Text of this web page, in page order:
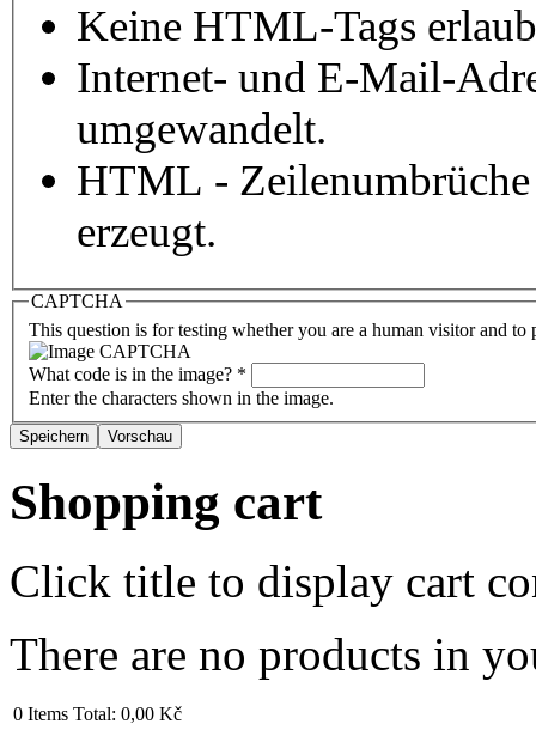
Keine HTML-Tags
Internet- und E-Mail-
umgewandelt.
HTML - Zeilenumbrüche
erzeugt.
CAPTCHA
This question is for testing whether you are a human visitor and to
What code is in the image? *
Enter the characters shown in the image.
Shopping cart
Click title to display cart
There are no products in
0 Items Total: 0,00 Kč